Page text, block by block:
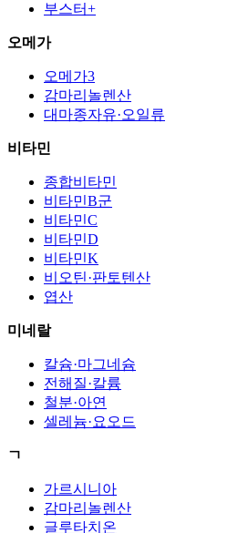
부스터+
오메가
오메가3
감마리놀렌산
대마종자유·오일류
비타민
종합비타민
비타민B군
비타민C
비타민D
비타민K
비오틴·판토텐산
엽산
미네랄
칼슘·마그네슘
전해질·칼륨
철분·아연
셀레늄·요오드
ㄱ
가르시니아
감마리놀렌산
글루타치온